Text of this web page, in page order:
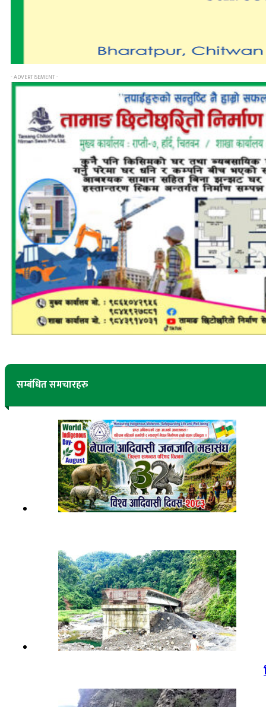
- ADVERTISEMENT -
सम्बंधित समचारहरु